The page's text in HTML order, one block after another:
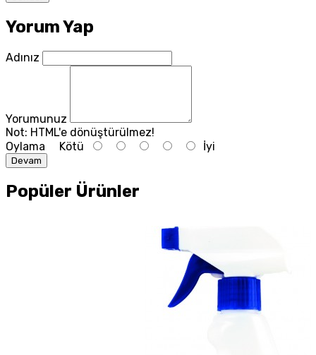
Yorum Yap
Adınız
Yorumunuz
Not: HTML'e dönüştürülmez!
Oylama Kötü İyi
Devam
Popüler Ürünler